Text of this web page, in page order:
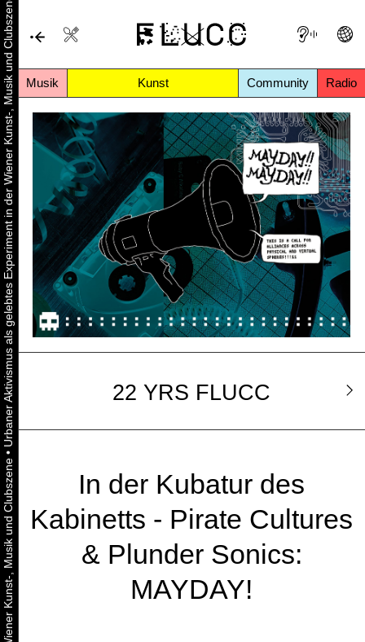
Musik Kunst Community Radio
•
Urbaner Aktivismus als gelebtes Experiment in der Wiener Kunst-, Musik und Clubszene 22 YRS FLUCC
In der Kubatur des
Kabinetts - Pirate Cultures
& Plunder Sonics:
MAYDAY!